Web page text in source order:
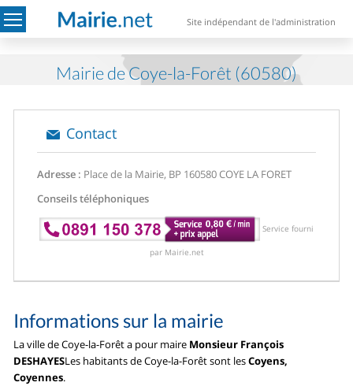
Site indépendant de l'administration
Mairie de Coye-la-Forêt (60580)
Contact
Adresse : Place de la Mairie, BP 160580 COYE LA FORET
Conseils téléphoniques
Service fourni
par Mairie.net
Informations sur la mairie
La ville de Coye-la-Forêt a pour maire Monsieur François
DESHAYESLes habitants de Coye-la-Forêt sont lesCoyens,
Coyennes.